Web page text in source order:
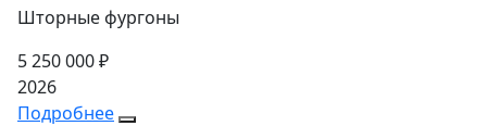
Шторные фургоны
5 250 000 ₽
2026
Подробнее